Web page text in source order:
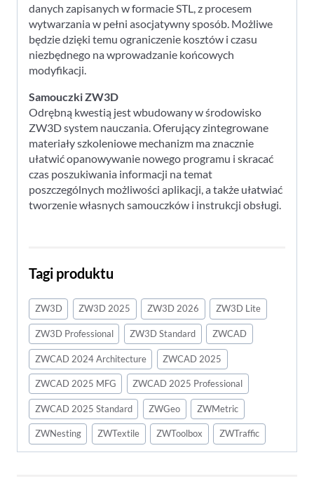
danych zapisanych w formacie STL, z procesem
wytwarzania w pełni asocjatywny sposób. Możliwe
będzie dzięki temu ograniczenie kosztów i czasu
niezbędnego na wprowadzanie końcowych
modyfikacji.
Samouczki ZW3D
Odrębną kwestią jest wbudowany w środowisko
ZW3D system nauczania. Oferujący zintegrowane
materiały szkoleniowe mechanizm ma znacznie
ułatwić opanowywanie nowego programu i skracać
czas poszukiwania informacji na temat
poszczególnych możliwości aplikacji, a także ułatwiać
tworzenie własnych samouczków i instrukcji obsługi.
Tagi produktu
ZW3D ZW3D 2025 ZW3D 2026 ZW3D Lite
ZW3D Professional ZW3D Standard ZWCAD
ZWCAD 2024 Architecture ZWCAD 2025
ZWCAD 2025 MFG ZWCAD 2025 Professional
ZWCAD 2025 Standard ZWGeo ZWMetric
ZWNesting ZWTextile ZWToolbox ZWTraffic